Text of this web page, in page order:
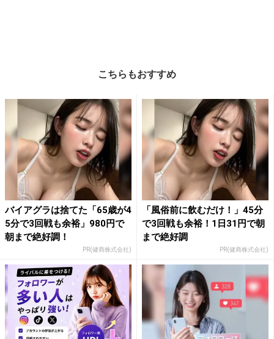
こちらもおすすめ
バイアグラは捨てた「65歳が4
5分で3回戦も余裕」980円で
朝まで絶好調！
PR(健商株式会社)
「風俗前に飲むだけ！」45分
で3回戦も余裕！1日31円で朝
まで絶好調
PR(健商株式会社)